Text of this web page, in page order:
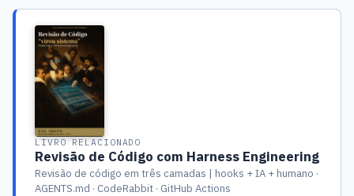
LIVRO RELACIONADO
Revisão de Código com Harness Engineering
Revisão de código em três camadas | hooks + IA + humano ·
AGENTS.md · CodeRabbit · GitHub Actions